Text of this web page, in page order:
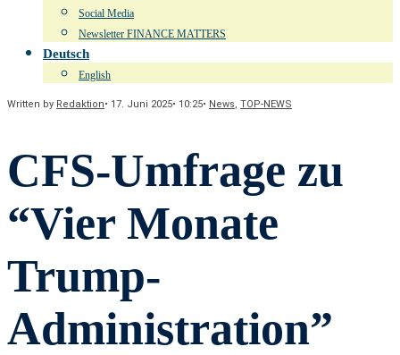
Social Media
Newsletter FINANCE MATTERS
Deutsch
English
Written by Redaktion• 17. Juni 2025• 10:25• News, TOP-NEWS
CFS-Umfrage zu
“Vier Monate
Trump-
Administration”